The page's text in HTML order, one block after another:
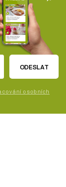
ODESLAT
osobních